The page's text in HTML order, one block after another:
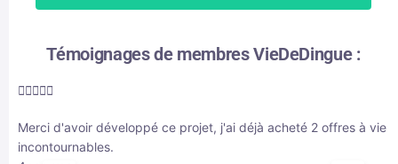
Témoignages de membres VieDeDingue :

Merci d'avoir développé ce projet, j'ai déjà acheté 2 offres à vie
incontournables.